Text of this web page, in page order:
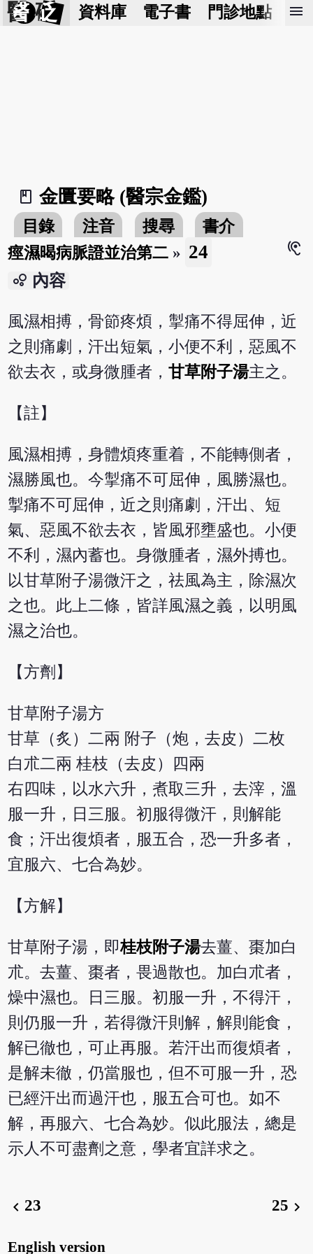
醫 砭 資料庫 電子書 門診地點 預
menu
book_2
金匱要略 (醫宗金鑑)
目錄 注音 搜尋
書介
痙濕暍病脈證並治第二 » 24
hearing
bubble_chart 內容
風濕相搏，骨節疼煩，掣痛不得屈伸，近
之則痛劇，汗出短氣，小便不利，惡風不
欲去衣，或身微腫者，甘草附子湯主之。
【註】
風濕相搏，身體煩疼重着，不能轉側者，
濕勝風也。今掣痛不可屈伸，風勝濕也。
掣痛不可屈伸，近之則痛劇，汗出、短
氣、惡風不欲去衣，皆風邪壅盛也。小便
不利，濕內蓄也。身微腫者，濕外搏也。
以甘草附子湯微汗之，祛風為主，除濕次
之也。此上二條，皆詳風濕之義，以明風
濕之治也。
【方劑】
甘草附子湯方
甘草（炙）二兩 附子（炮，去皮）二枚
白朮二兩 桂枝（去皮）四兩
右四味，以水六升，煮取三升，去滓，溫
服一升，日三服。初服得微汗，則解能
食；汗出復煩者，服五合，恐一升多者，
宜服六、七合為妙。
【方解】
甘草附子湯，即桂枝附子湯去薑、棗加白
朮。去薑、棗者，畏過散也。加白朮者，
燥中濕也。日三服。初服一升，不得汗，
則仍服一升，若得微汗則解，解則能食，
解已徹也，可止再服。若汗出而復煩者，
是解未徹，仍當服也，但不可服一升，恐
已經汗出而過汗也，服五合可也。如不
解，再服六、七合為妙。似此服法，總是
示人不可盡劑之意，學者宜詳求之。
chevron_left 23 25 chevron_right
English version